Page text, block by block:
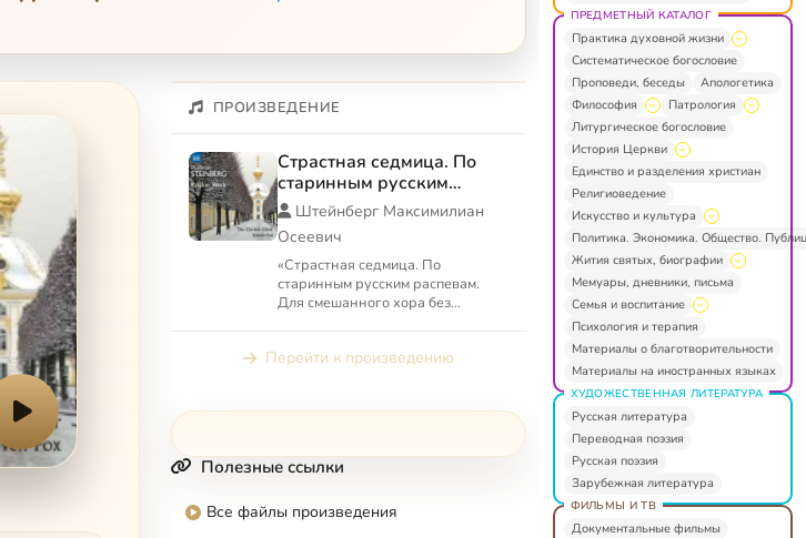
ПРОИЗВЕДЕНИЕ
Страстная седмица. По
старинным русским
распевам
Штейнберг Максимилиан
Осеевич
«Страстная седмица. По
старинным русским распевам.
Для смешанного хора без
Максимилиана Штейнбе...
Перейти к произведению
Полезные ссылки
Все файлы произведения
ПРЕДМЕТНЫЙ КАТАЛОГ
Практика духовной жизни
Систематическое богословие
Проповеди, беседы
Апологетика
Философия
Патрология
Литургическое богословие
История Церкви
Единство и разделения христиан
Религиоведение
Искусство и культура
Политика. Экономика. Общество.
Жития святых, биографии
Мемуары, дневники, письма
Семья и воспитание
Психология и терапия
Материалы о благотворительности
Материалы на иностранных языках
ХУДОЖЕСТВЕННАЯ ЛИТЕРАТУРА
Русская литература
Переводная поэзия
Русская поэзия
Зарубежная литература
ФИЛЬМЫ И ТВ
Документальные фильмы